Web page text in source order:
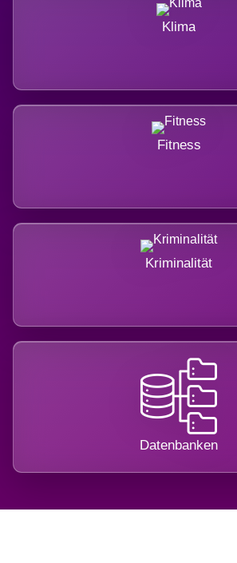
Klima
Fitness
Kriminalität
Datenbanken